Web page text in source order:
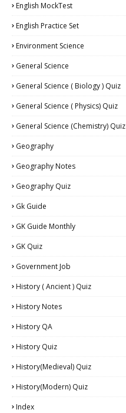
English MockTest
English Practice Set
Environment Science
General Science
General Science ( Biology ) Quiz
General Science ( Physics) Quiz
General Science (Chemistry) Quiz
Geography
Geography Notes
Geography Quiz
Gk Guide
GK Guide Monthly
GK Quiz
Government Job
History ( Ancient ) Quiz
History Notes
History QA
History Quiz
History(Medieval) Quiz
History(Modern) Quiz
Index